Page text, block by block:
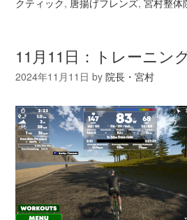
11月11日：トレーニン
2024年11月11日 by院長・宮村